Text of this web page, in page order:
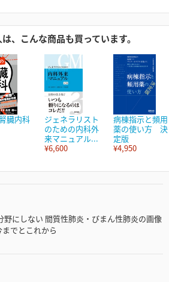
、こんな商品も買っています。
臓内科
ジェネラリスト
のための内科外
来マニュアル...
¥6,600
病棟指示と頻用
薬の使い方 決
定版
¥4,950
野にしない 間質性肺炎・びまん性肺炎の画像
でとこれから